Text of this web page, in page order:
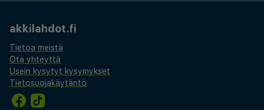
Istrian rannikolla. Etsitpä sitten rentoutumista
meren äärellä, jännittäviä vesilajeja tai
kulttuuriseikkailuja Novigradissa, tämä hotelli
tarjoaa täydellisen tukikohdan kroatialaiselle
lomallesi.
akkilahdot.fi
Tietoa meistä
Ota yhteyttä
Usein kysytyt kysymykset
Tietosuojakäytäntö